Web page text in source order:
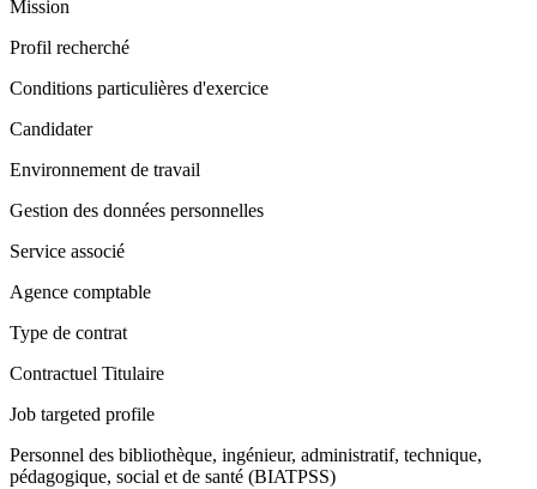
Mission
Profil recherché
Conditions particulières d'exercice
Candidater
Environnement de travail
Gestion des données personnelles
Service associé
Agence comptable
Type de contrat
Contractuel Titulaire
Job targeted profile
Personnel des bibliothèque, ingénieur, administratif, technique,
pédagogique, social et de santé (BIATPSS)